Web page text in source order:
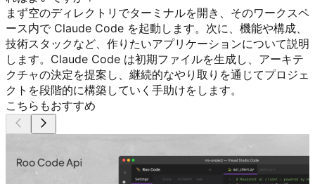
まず空のディレクトリでターミナルを開き、そのワークスペ
ース内で Claude Code を起動します。次に、機能や構成、
技術スタックなど、作りたいアプリケーションについて説明
します。Claude Code は初期ファイルを生成し、アーキテ
クチャの決定を提案し、継続的なやり取りを通じてプロジェ
クトを段階的に構築していく手助けをします。
こちらもおすすめ